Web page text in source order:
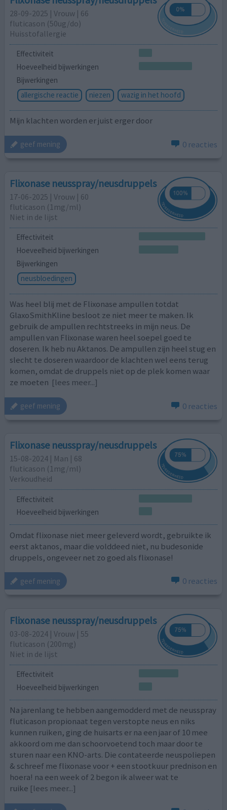
28-09-2025 | Vrouw | 66
fluticason (50ug/do)
Huisstofallergie
Effectiviteit
Hoeveelheid bijwerkingen
Bijwerkingen
allergische reactie
niezen wazig in het hoofd
Mijn klachten worden er juist erger door
geef mening 0 reacties
Flixonase neusspray/neusdruppels
17-06-2025 | Vrouw | 60
fluticason (1mg/ml)
Niet in de lijst
Effectiviteit
Hoeveelheid bijwerkingen
Bijwerkingen
neusbloedingen
Was heel blij met de Flixonase ampullen totdat
GlaxoSmithKline besloot ze niet meer te maken. Ik
gebruik de ampullen rechtstreeks in mijn neus. De
ampullen van Flixonase waren heel soepel goed te
doseren. Ik heb nu Aktanos. De ampullen zijn heel stug en
slecht te doseren waardoor de klachten wel eens terug
komen, omdat de druppels niet op de plek komen waar
ze moeten [lees meer...]
geef mening 0 reacties
Flixonase neusspray/neusdruppels
15-08-2024 | Man | 68
fluticason (1mg/ml)
Verkoudheid
Effectiviteit
Hoeveelheid bijwerkingen
Omdat flixonase niet meer geleverd wordt, gebruikte ik
eerst aktanos, maar die volddeed niet, nu budesonide
druppels, ongeveer net zo goed als flixonase!
geef mening 0 reacties
Flixonase neusspray/neusdruppels
03-08-2024 | Vrouw | 55
fluticason (200mg)
Niet in de lijst
Effectiviteit
Hoeveelheid bijwerkingen
Na jarenlang te hebben aangemodderd met de neusspray
fluticason propionaat tegen verstopte neus en niks
kunnen ruiken, ging de huisarts er na een jaar of 10 mee
akkoord om me dan schoorvoetend toch maar door te
sturen naar een KNO-arts. Die contateerde neuspoliepen
& schreef me flixonase voor + een stootkuur prednison en
hoera! na een week of 2 begon ik alweer wat te
ruike [lees meer...]